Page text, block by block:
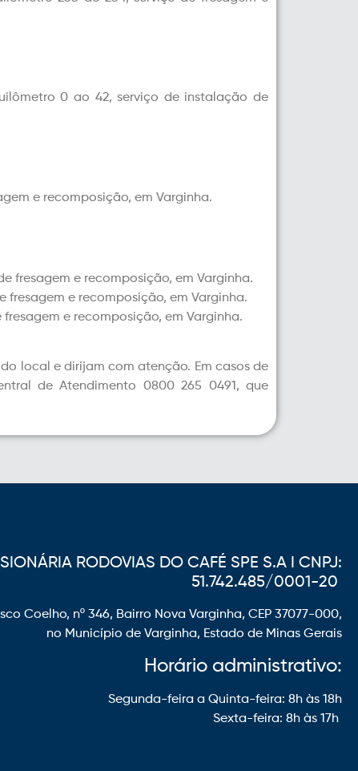
0 ao 42, serviço de instalação de
e recomposição, em Varginha.
fresagem e recomposição, em Varginha.
fresagem e recomposição, em Varginha.
e recomposição, em Varginha.
local e dirijam com atenção. Em casos de
de Atendimento 0800 265 0491, que
RODOVIAS DO CAFÉ SPE S.A I CNPJ:
51.742.485/0001-20
Coelho, nº 346, Bairro Nova Varginha, CEP 37077-000,
no Município de Varginha, Estado de Minas Gerais
Horário administrativo:
Segunda-feira a Quinta-feira: 8h às 18h
Sexta-feira: 8h às 17h